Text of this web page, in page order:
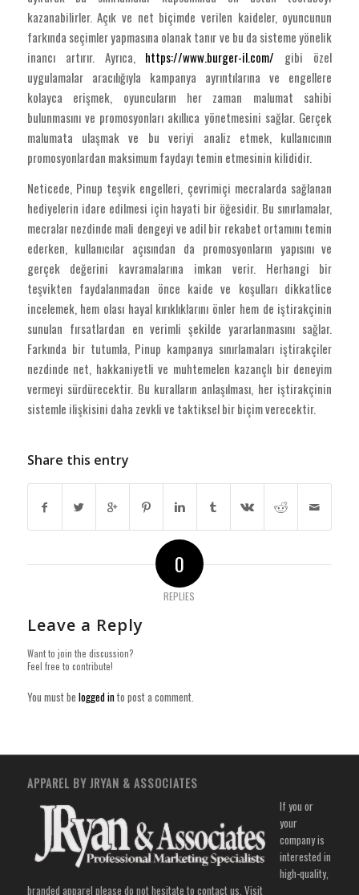
kazanabilirler. Açık ve net biçimde verilen kaideler, oyuncunun
farkında seçimler yapmasına olanak tanır ve bu da sisteme yönelik
inancı artırır. Ayrıca, https://www.burger-il.com/ gibi özel
uygulamalar aracılığıyla kampanya ayrıntılarına ve engellere
kolayca erişmek, oyuncuların her zaman malumat sahibi
bulunmasını ve promosyonları akıllıca yönetmesini sağlar. Gerçek
malumata ulaşmak ve bu veriyi analiz etmek, kullanıcının
promosyonlardan maksimum faydayı temin etmesinin kilididir.
Neticede, Pinup teşvik engelleri, çevrimiçi mecralarda sağlanan
hediyelerin idare edilmesi için hayati bir öğesidir. Bu sınırlamalar,
mecralar nezdinde mali dengeyi ve adil bir rekabet ortamını temin
ederken, kullanıcılar açısından da promosyonların yapısını ve
gerçek değerini kavramalarına imkan verir. Herhangi bir
teşvikten faydalanmadan önce kaide ve koşulları dikkatlice
incelemek, hem olası hayal kırıklıklarını önler hem de iştirakçinin
sunulan fırsatlardan en verimli şekilde yararlanmasını sağlar.
Farkında bir tutumla, Pinup kampanya sınırlamaları iştirakçiler
nezdinde net, hakkaniyetli ve muhtemelen kazançlı bir deneyim
vermeyi sürdürecektir. Bu kuralların anlaşılması, her iştirakçinin
sistemle ilişkisini daha zevkli ve taktiksel bir biçim verecektir.
Share this entry
0
REPLIES
Leave a Reply
Want to join the discussion?
Feel free to contribute!
You must be logged into post a comment.
APPAREL BY JRYAN & ASSOCIATES
If you or
your
company is
interested in
high-quality,
branded apparel please do not hesitate to contact us. Visit